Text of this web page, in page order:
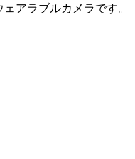
アラブルカメラです。